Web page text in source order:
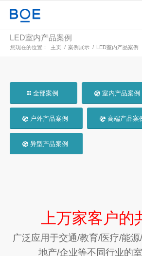
LED室内产品案例
您现在的位置： 主页 / 案例展示 / LED室内产品案例
全部案例 室内产品案例
户外产品案例 高端产品案
异型产品案例
上万家客户的
广泛应用于交通/教育/医疗/能
地产/企业等不同行业的